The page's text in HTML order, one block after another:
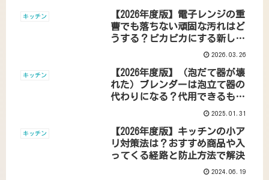
キッチン
【2026年度版】電子レンジの重
曹でも落ちない頑固な汚れはど
うする？ピカピカにする新しい
2026.03.26
キッチン
【2026年度版】（泡だて器が壊
れた）ブレンダーは泡立て器の
代わりになる？代用できるもの
やメレンゲの作り方のコツで解
2025.01.31
キッチン
【2026年度版】キッチンの小ア
リ対策法は？おすすめ商品や入
ってくる経路と防止方法で解決
2024.06.19